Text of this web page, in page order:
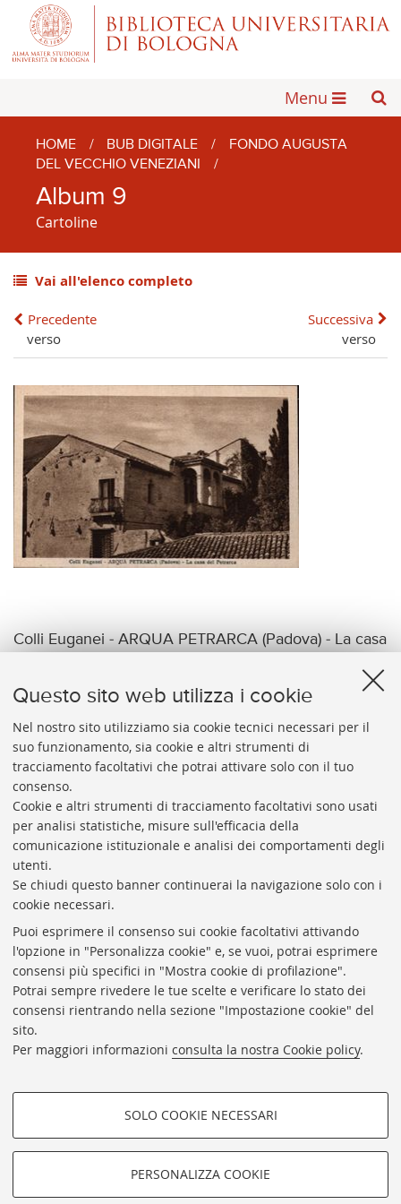
Questo sito web utilizza i cookie
Nel nostro sito utilizziamo sia cookie tecnici necessari per il
suo funzionamento, sia cookie e altri strumenti di
tracciamento facoltativi che potrai attivare solo con il tuo
consenso.
Cookie e altri strumenti di tracciamento facoltativi sono usati
per analisi statistiche, misure sull'efficacia della
comunicazione istituzionale e analisi dei comportamenti degli
utenti.
Se chiudi questo banner continuerai la navigazione solo con i
cookie necessari.
Puoi esprimere il consenso sui cookie facoltativi attivando
l'opzione in "Personalizza cookie" e, se vuoi, potrai esprimere
consensi più specifici in "Mostra cookie di profilazione".
Potrai sempre rivedere le tue scelte e verificare lo stato dei
consensi rientrando nella sezione "Impostazione cookie" del
sito.
Per maggiori informazioni consulta la nostra Cookie policy.
COOKIE DI PROFILAZIONE -
FACOLTATIVI
SOLO COOKIE NECESSARI
PERSONALIZZA COOKIE
Menu
HOME / BUB DIGITALE /
FONDO AUGUSTA
DEL VECCHIO VENEZIANI
/
Album 9
Cartoline
Vai all'elenco completo
Precedente
verso
Successiva
verso
Colli Euganei - ARQUA PETRARCA (Padova) - La casa
UNIVERSITARIA
Presidente: prof. Francesco Citti
Coordinatrice gestionale: Maria Pia Torricelli
Responsabile Amministrativo: Luigia Di Pumpo
Via Zamboni, 33/35 - 40126 Bologna (BO)
Tel. +39 051 2088306 - Fax +39 051 2088385
bub.info@unibo.it
bub.biblioteca@pec.unibo.it
Dove siamo
Orario dei servizi
Helpdesk
Rubrica di Ateneo
Privacy e note legali